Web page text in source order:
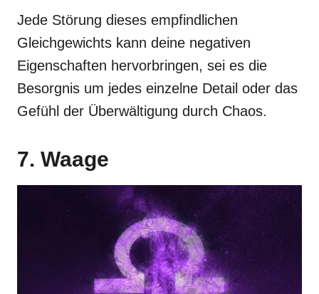
Jede Störung dieses empfindlichen
Gleichgewichts kann deine negativen
Eigenschaften hervorbringen, sei es die
Besorgnis um jedes einzelne Detail oder das
Gefühl der Überwältigung durch Chaos.
7. Waage